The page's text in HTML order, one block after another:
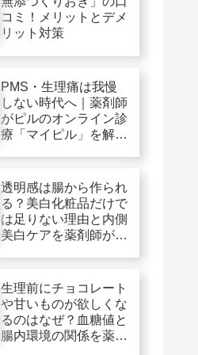
コミ！メリットとデメ
リット対策
PMS・生理痛は我慢
しない時代へ｜薬剤師
がピルのオンライン診
療「マイピル」を解
透明感は腸から作られ
る？美白化粧品だけで
は足りない理由と内側
美白ケアを薬剤師が解
生理前にチョコレート
や甘いものが欲しくな
るのはなぜ？血糖値と
腸内環境の関係を薬剤